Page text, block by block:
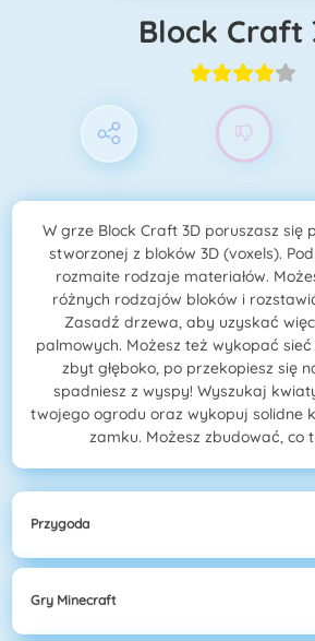
Block Craft
W grze Block Craft 3D poruszasz się
stworzonej z bloków 3D (voxels).
rozmaite rodzaje materiałów.
różnych rodzajów bloków i
Zasadź drzewa, aby uzyskać
palmowych. Możesz też wykopać
zbyt głęboko, po przekopiesz się
spadniesz z wyspy! Wyszukaj
twojego ogrodu oraz wykopuj solidne
zamku. Możesz zbudować, co
Przygoda
Gry Minecraft